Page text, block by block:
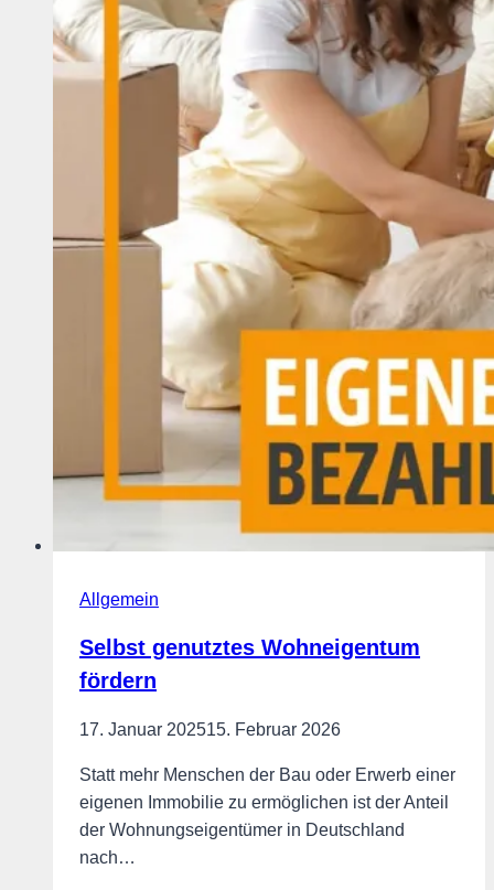
Allgemein
Selbst genutztes Wohneigentum
fördern
17. Januar 202515. Februar 2026
Statt mehr Menschen der Bau oder Erwerb einer
eigenen Immobilie zu ermöglichen ist der Anteil
der Wohnungseigentümer in Deutschland
nach…